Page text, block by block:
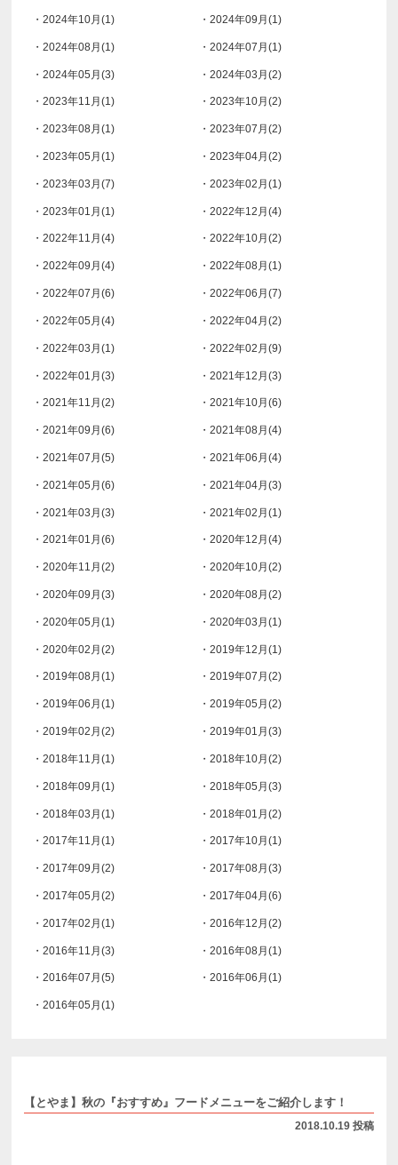
・2024年10月(1) ・2024年09月(1)
・2024年08月(1) ・2024年07月(1)
・2024年05月(3) ・2024年03月(2)
・2023年11月(1) ・2023年10月(2)
・2023年08月(1) ・2023年07月(2)
・2023年05月(1) ・2023年04月(2)
・2023年03月(7) ・2023年02月(1)
・2023年01月(1) ・2022年12月(4)
・2022年11月(4) ・2022年10月(2)
・2022年09月(4) ・2022年08月(1)
・2022年07月(6) ・2022年06月(7)
・2022年05月(4) ・2022年04月(2)
・2022年03月(1) ・2022年02月(9)
・2022年01月(3) ・2021年12月(3)
・2021年11月(2) ・2021年10月(6)
・2021年09月(6) ・2021年08月(4)
・2021年07月(5) ・2021年06月(4)
・2021年05月(6) ・2021年04月(3)
・2021年03月(3) ・2021年02月(1)
・2021年01月(6) ・2020年12月(4)
・2020年11月(2) ・2020年10月(2)
・2020年09月(3) ・2020年08月(2)
・2020年05月(1) ・2020年03月(1)
・2020年02月(2) ・2019年12月(1)
・2019年08月(1) ・2019年07月(2)
・2019年06月(1) ・2019年05月(2)
・2019年02月(2) ・2019年01月(3)
・2018年11月(1) ・2018年10月(2)
・2018年09月(1) ・2018年05月(3)
・2018年03月(1) ・2018年01月(2)
・2017年11月(1) ・2017年10月(1)
・2017年09月(2) ・2017年08月(3)
・2017年05月(2) ・2017年04月(6)
・2017年02月(1) ・2016年12月(2)
・2016年11月(3) ・2016年08月(1)
・2016年07月(5) ・2016年06月(1)
・2016年05月(1)
【とやま】秋の『おすすめ』フードメニューをご紹介します！
2018.10.19 投稿